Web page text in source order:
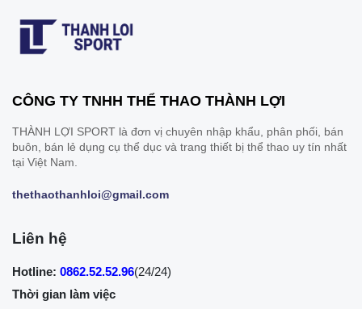
CÔNG TY TNHH THỂ THAO THÀNH LỢI
THÀNH LỢI SPORT là đơn vị chuyên nhập khẩu, phân phối, bán
buôn, bán lẻ dụng cụ thể dục và trang thiết bị thể thao uy tín nhất
tại Việt Nam.
thethaothanhloi@gmail.com
Liên hệ
Hotline: 0862.52.52.96(24/24)
Thời gian làm việc